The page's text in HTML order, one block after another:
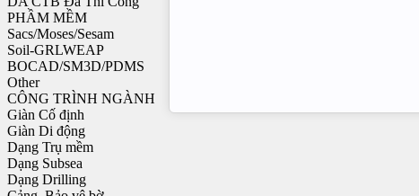
PHẦM MỀM
Sacs/Moses/Sesam
Soil-GRLWEAP
BOCAD/SM3D/PDMS
Other
CÔNG TRÌNH NGÀNH
Giàn Cố định
Giàn Di động
Dạng Trụ mềm
Dạng Subsea
Dạng Drilling